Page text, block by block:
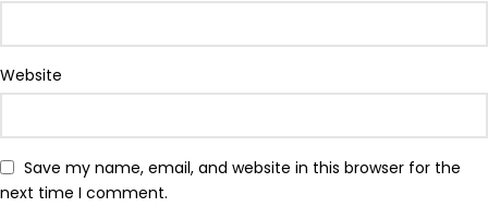
Website
Save my name, email, and website in this browser for the
next time I comment.